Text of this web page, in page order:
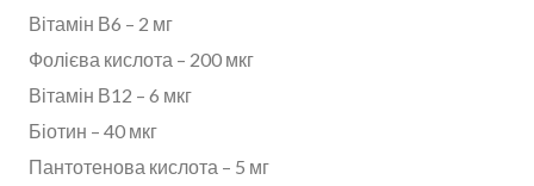
Вітамін В6 – 2 мг
Фолієва кислота – 200 мкг
Вітамін В12 – 6 мкг
Біотин – 40 мкг
Пантотенова кислота – 5 мг